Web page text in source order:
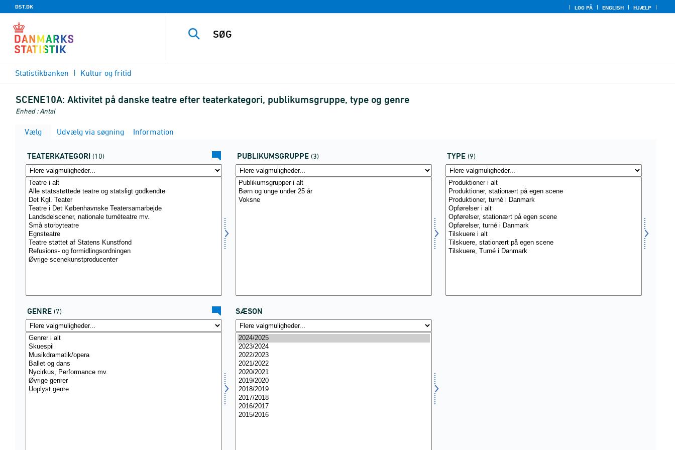
DST.DK LOG PÅ ENGLISH HJÆLP
Statistikbanken Kultur og fritid
SCENE10A: Aktivitet på danske teatre efter teaterkategori, publikumsgruppe, type og genre
Enhed : Antal
Vælg Udvælg via søgning Information
TEATERKATEGORI (10) PUBLIKUMSGRUPPE (3) TYPE (9)
GENRE (7) SÆSON